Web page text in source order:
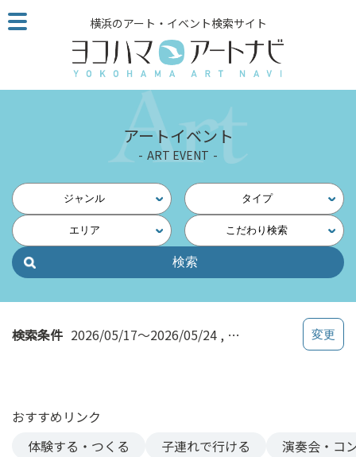
こ
の
ジ
読
他
ペ
の
横浜のアート・イベント検索サイト
アートイベント
ART EVENT
ジャンル タイプ
エリア こだわり検索
検索条件 2026/05/17～2026/05/24 インクルーシブ
おすすめリンク
体験する・つくる
子連れで行ける 演奏会・コ